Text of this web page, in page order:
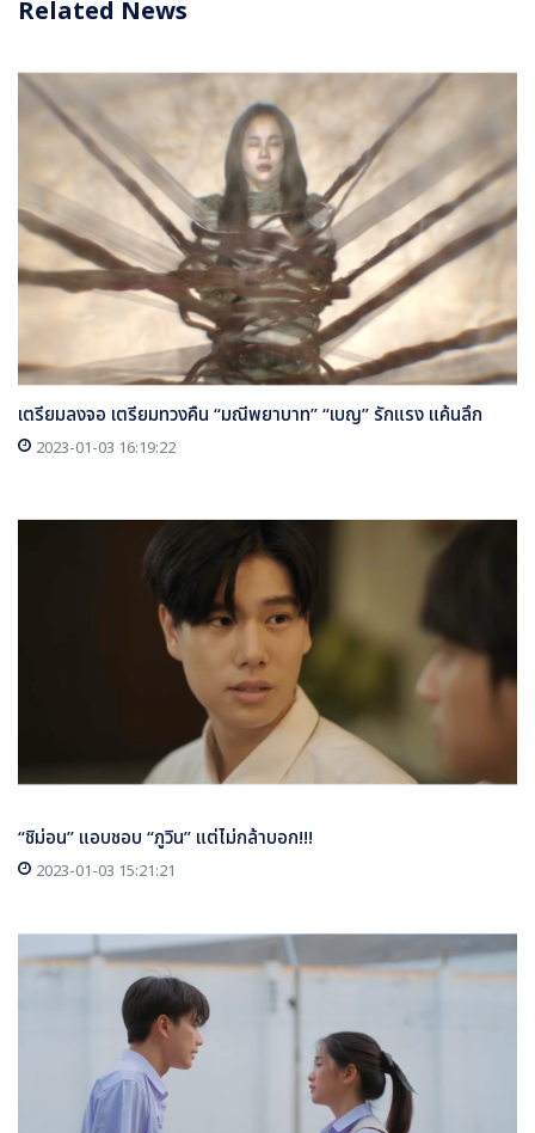
Related News
เตรียมลงจอ เตรียมทวงคืน “มณีพยาบาท” “เบญ” รักแรง แค้นลึก
2023-01-03 16:19:22
“ชิม่อน” แอบชอบ “ภูวิน” แต่ไม่กล้าบอก!!!
2023-01-03 15:21:21